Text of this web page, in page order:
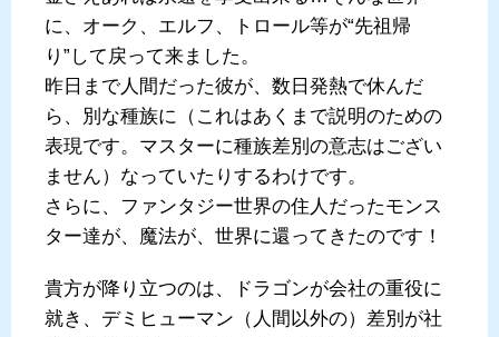
に、オーク、エルフ、トロール等が“先祖帰
り”して戻って来ました。
昨日まで人間だった彼が、数日発熱で休んだ
ら、別な種族に（これはあくまで説明のための
表現です。マスターに種族差別の意志はござい
ません）なっていたりするわけです。
さらに、ファンタジー世界の住人だったモンス
ター達が、魔法が、世界に還ってきたのです！
貴方が降り立つのは、ドラゴンが会社の重役に
就き、デミヒューマン（人間以外の）差別が社